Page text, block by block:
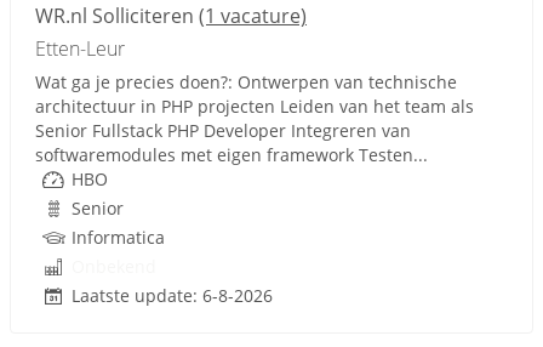
WR.nl Solliciteren (1 vacature)
Etten-Leur
Wat ga je precies doen?: Ontwerpen van technische
architectuur in PHP projecten Leiden van het team als
Senior Fullstack PHP Developer Integreren van
softwaremodules met eigen framework Testen...
HBO
Senior
Informatica
Laatste update: 6-8-2026